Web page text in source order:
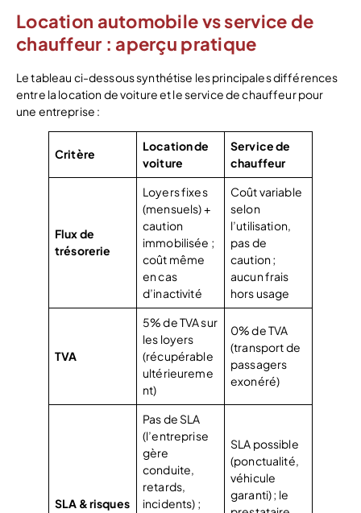
Location automobile vs service de
chauffeur : aperçu pratique
Le tableau ci-dessous synthétise les principales différences
entre la location de voiture et le service de chauffeur pour
une entreprise :
Critère
Location de
voiture
Service de
chauffeur
Flux de
trésorerie
Loyers fixes
(mensuels) +
caution
immobilisée ;
coût même
en cas
d’inactivité
Coût variable
selon
l’utilisation,
pas de
caution ;
aucun frais
hors usage
TVA
5% de TVA sur
les loyers
(récupérable
ultérieureme
nt)
0% de TVA
(transport de
passagers
exonéré)
SLA & risques
Pas de SLA
(l’entreprise
gère
conduite,
retards,
incidents) ;
SLA possible
(ponctualité,
véhicule
garanti) ; le